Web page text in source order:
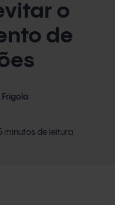
o
de
Frigola
minutos de leitura